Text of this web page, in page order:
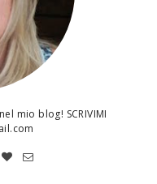
mio blog! SCRIVIMI